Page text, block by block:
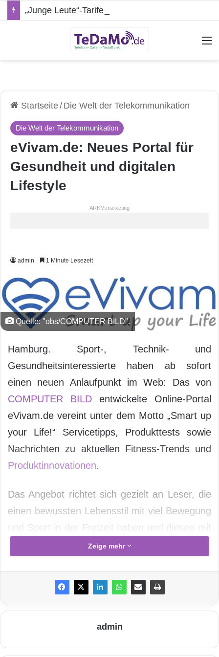
Startseite/ Die Welt der Telekommunikation
Die Welt der Telekommunikation
eVivam.de: Neues Portal für
Gesundheit und digitalen
Lifestyle
ARKM.marketing
admin 1 Minute Lesezeit
Quelle: "obs/COMPUTER BILD".
Hamburg. Sport-, Technik- und
Gesundheitsinteressierte haben ab sofort
einen neuen Anlaufpunkt im Web: Das von
COMPUTER BILD entwickelte Online-Portal
eVivam.de vereint unter dem Motto „Smart up
your Life!“ Servicetipps, Produkttests sowie
Nachrichten zu aktuellen Fitness-Trends und
Produktinnovationen.
Das Angebot richtet sich gezielt an Leser, die
einen bewussten Lebensstil mit viel Bewegung
und Sport in der Freizeit haben und diesen mit
den neuesten digitalen Technologien weiter
Zeige mehr
admin